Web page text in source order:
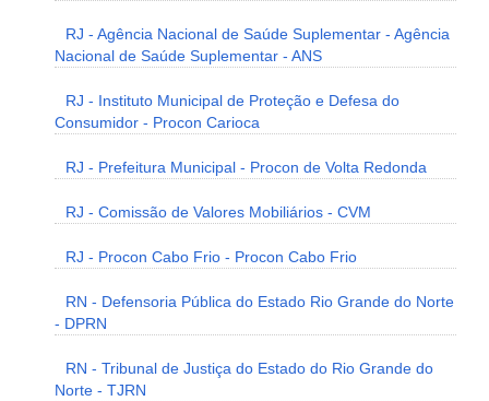
RJ - Agência Nacional de Saúde Suplementar - Agência
Nacional de Saúde Suplementar - ANS
RJ - Instituto Municipal de Proteção e Defesa do
Consumidor - Procon Carioca
RJ - Prefeitura Municipal - Procon de Volta Redonda
RJ - Comissão de Valores Mobiliários - CVM
RJ - Procon Cabo Frio - Procon Cabo Frio
RN - Defensoria Pública do Estado Rio Grande do Norte
- DPRN
RN - Tribunal de Justiça do Estado do Rio Grande do
Norte - TJRN